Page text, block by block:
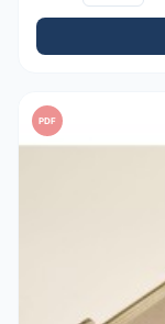
PDF